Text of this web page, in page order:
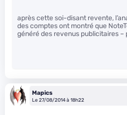
après cette soi-disant revente,
des comptes ont montré que
généré des revenus publicitaires
Mapics
Le 27/08/2014 à 18h22